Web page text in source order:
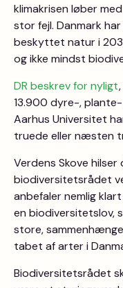
klimakrisen løber
stor fejl. Danmark
beskyttet natur i
og ikke mindst
DR beskrev for nyligt
13.900 dyre-,
Aarhus Universitet
truede eller næsten
Verdens Skove
biodiversitetsrådet
anbefaler nemlig
en biodiversitetslov,
store,
tabet af arter i
Biodiversitetsrådet